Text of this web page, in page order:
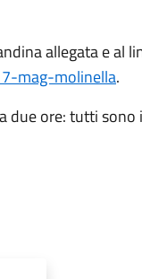
allegata e al
mag-molinella.
due ore: tutti